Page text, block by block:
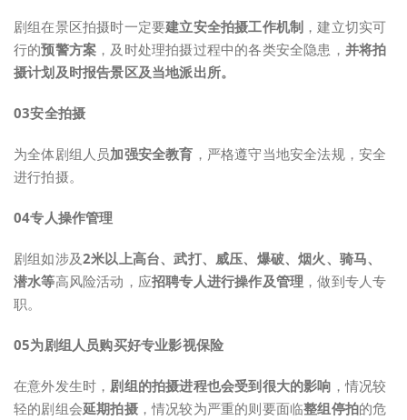
剧组在景区拍摄时一定要建立安全拍摄工作机制 ，建立切实可
行的预警方案 ，及时处理拍摄过程中的各类安全隐患， 并将拍
摄计划及时报告景区及当地派出所。
03安全拍摄
为全体剧组人员加强安全教育 ，严格遵守当地安全法规，安全
进行拍摄。
04专人操作管理
剧组如涉及2米以上高台、武打、威压、爆破、烟火、骑马、
潜水等高风险活动，应招聘专人进行操作及管理 ，做到专人专
职。
05为剧组人员购买好专业影视保险
在意外发生时， 剧组的拍摄进程也会受到很大的影响 ，情况较
轻的剧组会延期拍摄，情况较为严重的则要面临整组停拍的危